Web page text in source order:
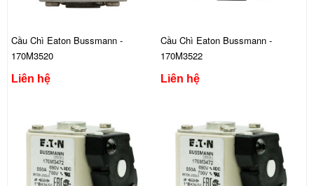
Cầu Chì Eaton Bussmann -
170M3520
Liên hệ
Cầu Chì Eaton Bussmann -
170M3522
Liên hệ